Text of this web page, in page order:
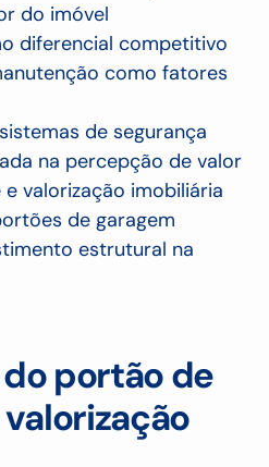
do imóvel
diferencial competitivo
como fatores
de segurança
na percepção de valor
valorização imobiliária
de garagem
estrutural na
portão de